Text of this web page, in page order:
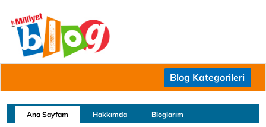
Blog Kategorileri
Ana Sayfam Hakkımda Bloglarım